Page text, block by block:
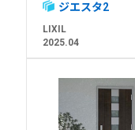
ジエスタ2
LIXIL
2025.04